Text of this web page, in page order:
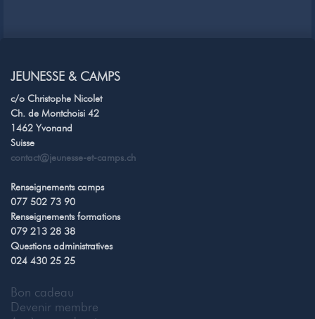
JEUNESSE & CAMPS
c/o Christophe Nicolet
Ch. de Montchoisi 42
1462 Yvonand
Suisse
contact@jeunesse-et-camps.ch
Renseignements camps
077 502 73 90
Renseignements formations
079 213 28 38
Questions administratives
024 430 25 25
Bon cadeau
Devenir membre